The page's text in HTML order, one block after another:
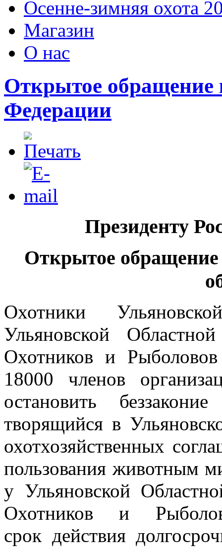
Осенне-зимняя охота
Магазин
О нас
Открытое обращение
Федерации
Президенту
Открытое
Охотники
Ульяновской
Охотников и
18000 членов
остановить
творящийся в
охотхозяйственных
пользования животным
у Ульяновской
Охотников и
срок действия